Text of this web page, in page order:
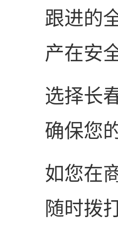
跟进的
产在安
选择长
确保您
如您在
随时拨